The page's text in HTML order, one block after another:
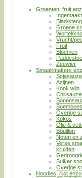
Groenten, fruit
Blad/
Groene
Wortel/
Vrucht/
Fruit
Bloemen
Zeewier
Smaakmakers
Azijnen
Kook wijn
Overige
Kokos
Olie &
Bouillon
Noten en
Verse
kruiden
Suiker
Overige
Noodles, rijst enzo